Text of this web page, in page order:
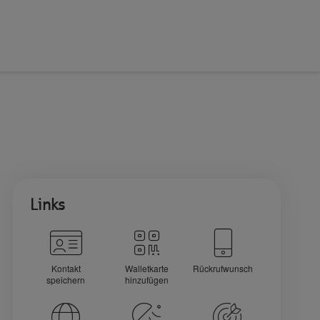
Links
Kontakt
speichern
Walletkarte
hinzufügen
Rückrufwunsch